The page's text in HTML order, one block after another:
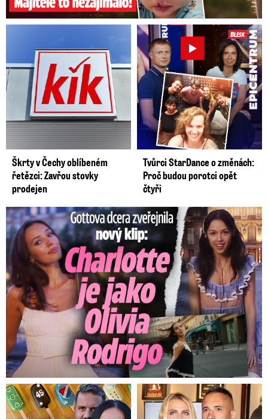
Škrty v Čechy oblíbeném
řetězci: Zavřou stovky
prodejen
Tvůrci StarDance o změnách:
Proč budou porotci opět
čtyři
Gottova dcera zveřejnila nový klip: Je jako Olivie Rodrigo!